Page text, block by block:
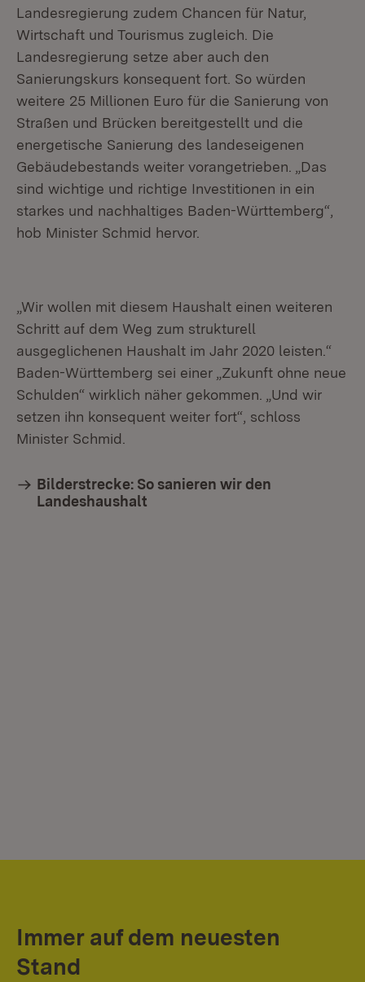
Landesregierung zudem Chancen für Natur,
Wirtschaft und Tourismus zugleich. Die
Landesregierung setze aber auch den
Sanierungskurs konsequent fort. So würden
weitere 25 Millionen Euro für die Sanierung von
Straßen und Brücken bereitgestellt und die
energetische Sanierung des landeseigenen
Gebäudebestands weiter vorangetrieben. „Das
sind wichtige und richtige Investitionen in ein
starkes und nachhaltiges Baden-Württemberg“,
hob Minister Schmid hervor.
„Wir wollen mit diesem Haushalt einen weiteren
Schritt auf dem Weg zum strukturell
ausgeglichenen Haushalt im Jahr 2020 leisten.“
Baden-Württemberg sei einer „Zukunft ohne neue
Schulden“ wirklich näher gekommen. „Und wir
setzen ihn konsequent weiter fort“, schloss
Minister Schmid.
Bilderstrecke: So sanieren wir den
Landeshaushalt
Immer auf dem neuesten
Stand